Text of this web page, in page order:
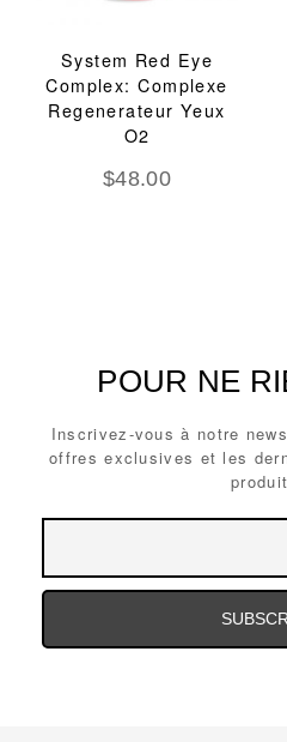
System Red Eye
Complex: Complexe
Regenerateur Yeux
O2
$48.00
POUR NE
Inscrivez-vous à notre
offres exclusives et les